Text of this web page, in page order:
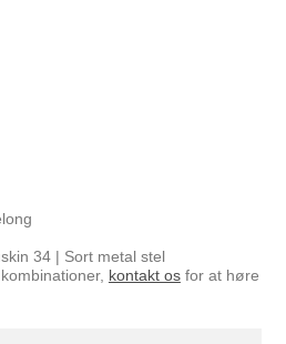
34 | Sort metal stel
kontakt osfor at høre